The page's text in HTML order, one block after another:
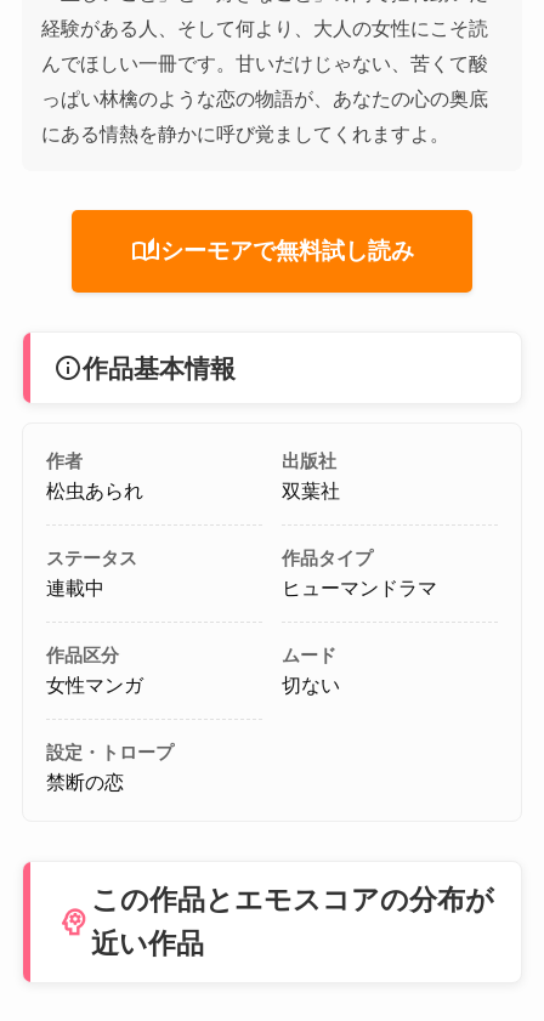
経験がある人、そして何より、大人の女性にこそ読
んでほしい一冊です。甘いだけじゃない、苦くて酸
っぱい林檎のような恋の物語が、あなたの心の奥底
にある情熱を静かに呼び覚ましてくれますよ。
auto_storiesシーモアで無料試し読み
info作品基本情報
作者
松虫あられ
出版社
双葉社
ステータス
連載中
作品タイプ
ヒューマンドラマ
作品区分
女性マンガ
ムード
切ない
設定・トロープ
禁断の恋
psychology
この作品とエモスコアの分布が
近い作品